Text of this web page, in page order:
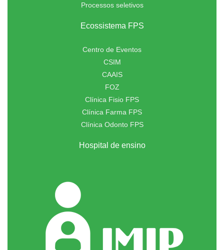
Processos seletivos
Ecossistema FPS
Centro de Eventos
CSIM
CAAIS
FOZ
Clínica Fisio FPS
Clínica Farma FPS
Clínica Odonto FPS
Hospital de ensino